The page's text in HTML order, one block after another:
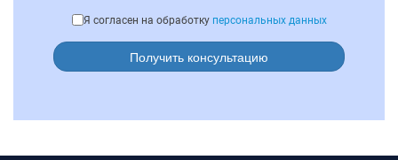
Я согласен на обработку персональных данных
Получить консультацию